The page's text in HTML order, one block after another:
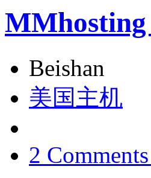
Beishan
美国主机
2